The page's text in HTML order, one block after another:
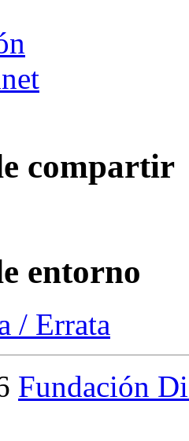
compartir
entorno
/ Errata
Fundación